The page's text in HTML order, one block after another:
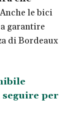
le bici
garantire
di Bordeaux
per